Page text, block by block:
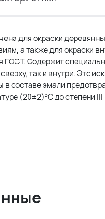
для окраски
а также для окраски
ГОСТ. Содержит
так и внутри. Это
в составе эмали
(20±2)°С до степени